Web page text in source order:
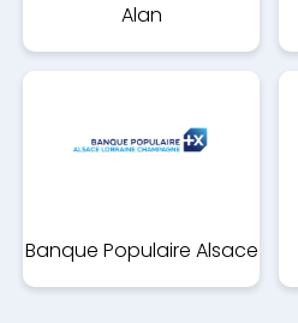
Alan
Banque Populaire Alsace